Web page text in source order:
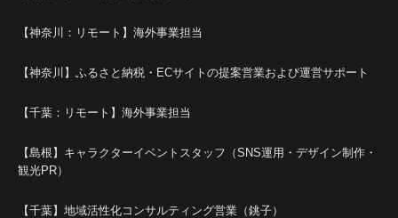
【神奈川：リモート】海外事業担当
【神奈川】ふるさと納税・ECサイトの提案営業および運営サポート
【千葉：リモート】海外事業担当
【島根】キャラクターイベントスタッフ（SNS運用・デザイン制作・
観光PR）
【千葉】地域活性化コンサルティング営業（銚子）